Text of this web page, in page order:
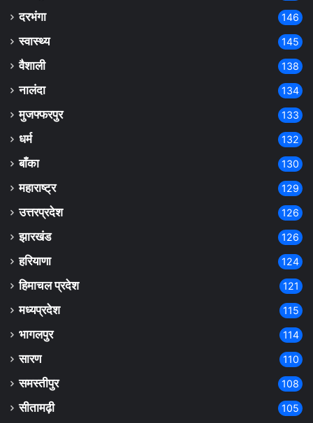
दरभंगा 146
स्वास्थ्य 145
वैशाली 138
नालंदा 134
मुजफ्फरपुर 133
धर्म 132
बाँका 130
महाराष्ट्र 129
उत्तरप्रदेश 126
झारखंड 126
हरियाणा 124
हिमाचल प्रदेश 121
मध्यप्रदेश 115
भागलपुर 114
सारण 110
समस्तीपुर 108
सीतामढ़ी 105